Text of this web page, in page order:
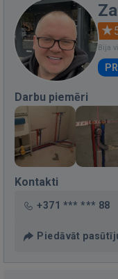
Bija
Darbu piemēri
Kontakti
+371 *** *** 88
Piedāvāt